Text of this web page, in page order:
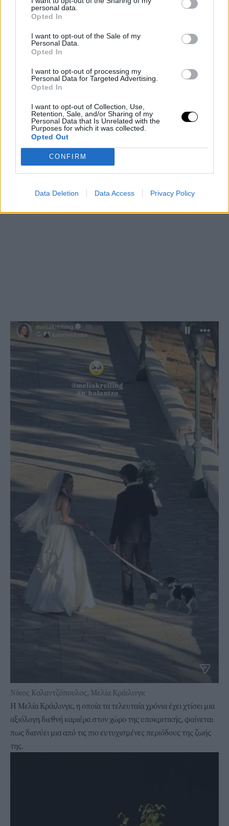
personal data.
Opted In
I want to opt-out of the Sale of my
Personal Data.
Opted In
I want to opt-out of processing my
Personal Data for Targeted Advertising.
Opted In
I want to opt-out of Collection, Use,
Retention, Sale, and/or Sharing of my
Personal Data that Is Unrelated with the
Purposes for which it was collected.
Opted Out
CONFIRM
Data Deletion Data Access Privacy Policy
Κωστής Μαραβέγιας, Τόνια Σωτηροπούλου
Νίκος Καλαντζόπουλος, Μελία Κράιλινγκ
Η Μελία Κράιλινγκ, η οποία τα τελευταία χρόνια έχει χτίσει μια
αξιόλογη διεθνή καριέρα στον χώρο της υποκριτικής, φαίνεται
πως διανύει μια από τις πιο ευτυχισμένες περιόδους της ζωής
της.